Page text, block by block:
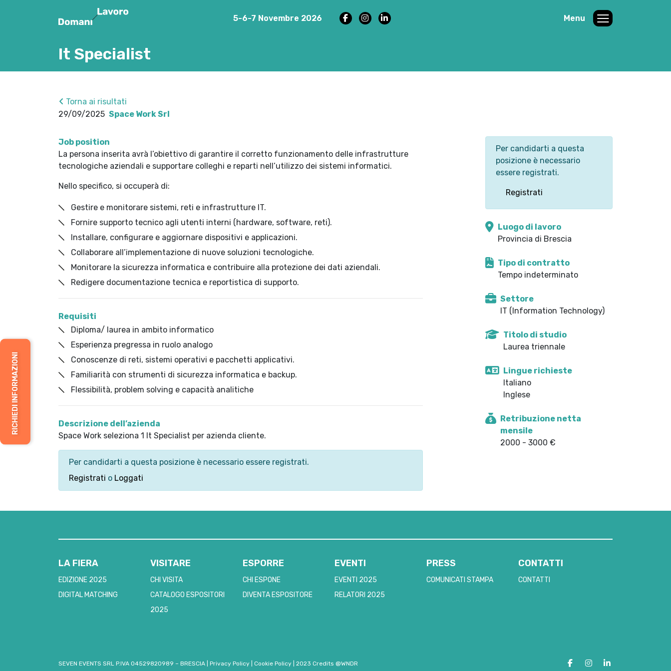
5-6-7 Novembre 2026 Menu
RICHIEDI INFORMAZIONI
It Specialist
Torna ai risultati
29/09/2025 Space Work Srl
Job position
La persona inserita avrà l’obiettivo di garantire il corretto funzionamento delle infrastrutture
tecnologiche aziendali e supportare colleghi e reparti nell’utilizzo dei sistemi informatici.
Nello specifico, si occuperà di:
Gestire e monitorare sistemi, reti e infrastrutture IT.
Fornire supporto tecnico agli utenti interni (hardware, software, reti).
Installare, configurare e aggiornare dispositivi e applicazioni.
Collaborare all’implementazione di nuove soluzioni tecnologiche.
Monitorare la sicurezza informatica e contribuire alla protezione dei dati aziendali.
Redigere documentazione tecnica e reportistica di supporto.
Requisiti
Diploma/ laurea in ambito informatico
Esperienza pregressa in ruolo analogo
Conoscenze di reti, sistemi operativi e pacchetti applicativi.
Familiarità con strumenti di sicurezza informatica e backup.
Flessibilità, problem solving e capacità analitiche
Descrizione dell’azienda
Space Work seleziona 1 It Specialist per azienda cliente.
Per candidarti a questa posizione è necessario essere registrati.
Registrati o Loggati
Per candidarti a questa
posizione è necessario
essere registrati.
Registrati
Luogo di lavoro
Provincia di Brescia
Tipo di contratto
Tempo indeterminato
Settore
IT (Information Technology)
Titolo di studio
Laurea triennale
Lingue richieste
Italiano
Inglese
Retribuzione netta
mensile
2000 - 3000 €
LA FIERA
EDIZIONE 2025
DIGITAL MATCHING
VISITARE
CHI VISITA
CATALOGO ESPOSITORI
2025
ESPORRE
CHI ESPONE
DIVENTA ESPOSITORE
EVENTI
EVENTI 2025
RELATORI 2025
PRESS
COMUNICATI STAMPA
CONTATTI
CONTATTI
SEVEN EVENTS SRL P.IVA 04529820989 – BRESCIA Privacy Policy Cookie Policy 2023 Credits @WNDR